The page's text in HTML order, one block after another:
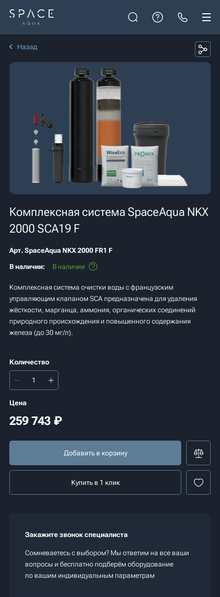
Назад
Комплексная система SpaceAqua NKX
2000 SCA19 F
Арт.SpaceAqua NKX 2000 FR1 F
В наличии: В наличии
Комплексная система очистки воды с французским
управляющим клапаном SCA предназначена для удаления
жёсткости, марганца, аммония, органических соединений
природного происхождения и повышенного содержания
железа (до 30 мг/л).
Количество
Цена
259 743 ₽
Добавить в корзину
Купить в 1 клик
Закажите звонок специалиста
Сомневаетесь с выбором? Мы ответим на все ваши
вопросы и бесплатно подберём оборудование
по вашим индивидуальным параметрам